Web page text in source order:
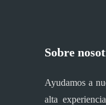
Sobre
Ayudamos a
alta